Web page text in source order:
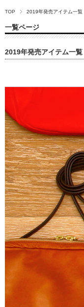
TOP 2019年発売アイテム一覧
一覧ページ
2019年発売アイテム一覧